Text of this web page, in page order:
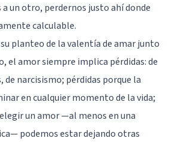
un otro, perdernos justo ahí donde
calculable.
su planteo de la valentía de amar junto
el amor siempre implica pérdidas: de
de narcisismo; pérdidas porque la
en cualquier momento de la vida;
un amor —al menos en una
podemos estar dejando otras